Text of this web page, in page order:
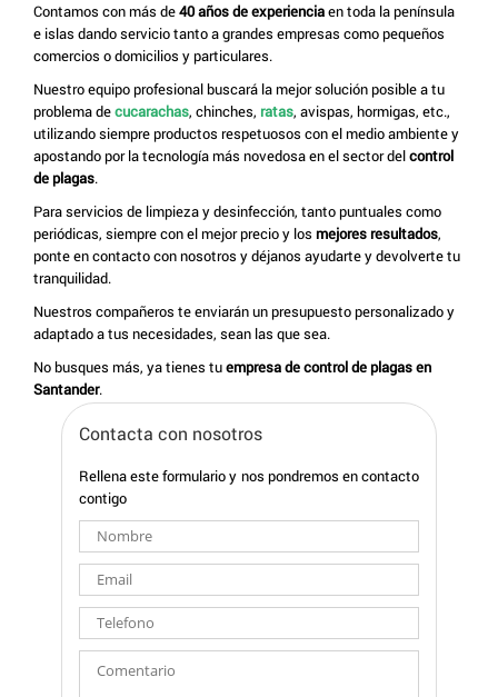
Contamos con más de40 años de experienciaen toda la península
e islas dando servicio tanto a grandes empresas como pequeños
comercios o domicilios y particulares.
Nuestro equipo profesional buscará la mejor solución posible a tu
problema decucarachas, chinches, ratas, avispas, hormigas, etc.,
utilizando siempre productos respetuosos con el medio ambiente y
apostando por la tecnología más novedosa en el sector delcontrol
de plagas.
Para servicios de limpieza y desinfección, tanto puntuales como
periódicas, siempre con el mejor precio y los mejores resultados,
ponte en contacto con nosotros y déjanos ayudarte y devolverte tu
tranquilidad.
Nuestros compañeros te enviarán un presupuesto personalizado y
adaptado a tus necesidades, sean las que sea.
No busques más, ya tienes tuempresa de control de plagas en
Santander.
Contacta con nosotros
Rellena este formulario y nos pondremos en contacto
contigo